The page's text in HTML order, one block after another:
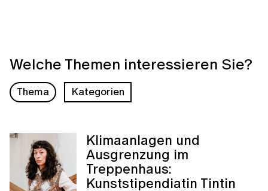
Welche Themen interessieren Sie?
Thema Kategorien
Klimaanlagen und
Ausgrenzung im
Treppenhaus:
Kunststipendiatin Tintin